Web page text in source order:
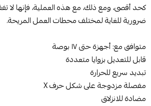
كحد أقصى، ومع ذلك، مع هذه العملية، فإنها لا
ضرورية للغاية لمختلف محطات العمل المريحة.
متوافق مع: أجهزة حتى ١٧ بوصة
قابل للتعديل بزوايا متعددة
تبديد سريع للحرارة
مفصلة مزدوجة على شكل حرف X
مضادة للانزلاق